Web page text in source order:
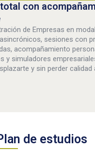
con
de Empresas en
sesiones con
acompañamiento
y simuladores
y sin perder calidad
de estudios